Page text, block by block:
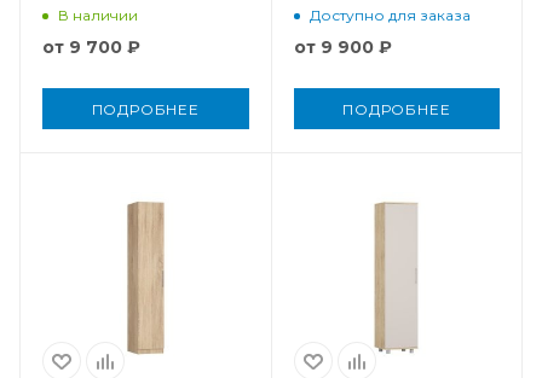
В наличии
от 9 700 ₽
ПОДРОБНЕЕ
Доступно для заказа
от 9 900 ₽
ПОДРОБНЕЕ